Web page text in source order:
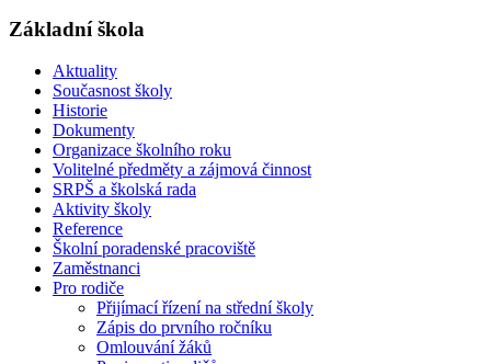
Základní škola
Aktuality
Současnost školy
Historie
Dokumenty
Organizace školního roku
Volitelné předměty a zájmová činnost
SRPŠ a školská rada
Aktivity školy
Reference
Školní poradenské pracoviště
Zaměstnanci
Pro rodiče
Přijímací řízení na střední školy
Zápis do prvního ročníku
Omlouvání žáků